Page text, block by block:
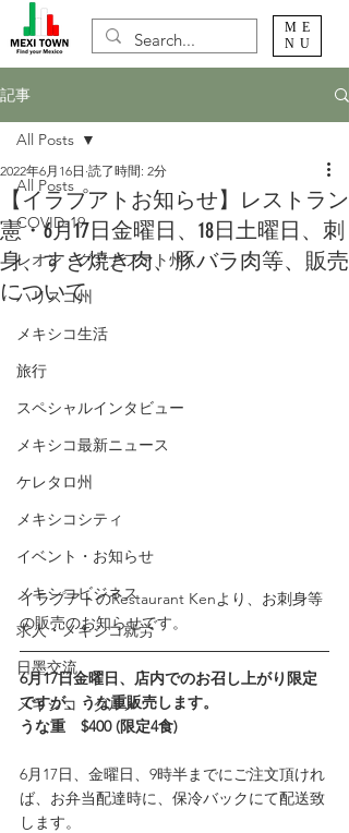
ME
NU
記事
All Posts
COVID-19
レオン・グアナファト州
ハリスコ州
メキシコ生活
旅行
スペシャルインタビュー
メキシコ最新ニュース
ケレタロ州
メキシコシティ
イベント・お知らせ
メキシコビジネス
求人・メキシコ就労
日墨交流
メキシコ・グルメ
All Posts
【イラプアトお知らせ】レストラン
憲・6月17日金曜日、18日土曜日、刺
身、すき焼き肉、豚バラ肉等、販売
について
2022年6月16日 読了時間: 2分
イラプアトのRestaurant Kenより、お刺身等
の販売のお知らせです。
6月17日金曜日、店内でのお召し上がり限定
ですが、うな重販売します。
うな重　$400 (限定4食)
6月17日、金曜日、9時半までにご注文頂けれ
ば、お弁当配達時に、保冷バックにて配送致
します。